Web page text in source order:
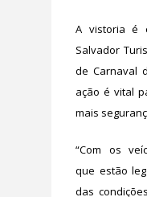
A vistoria é
Salvador
de Carnaval
ação é vital
mais
“Com os
que estão
das